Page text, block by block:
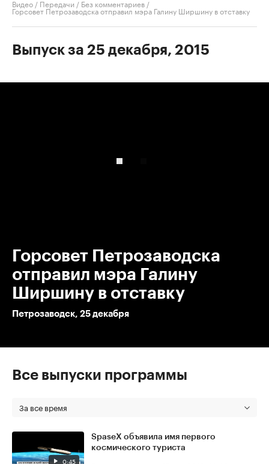
Видео / Передачи / Без комментариев /
Горсовет Петрозаводска отправил мэра Галину Ширшину в отставку
Выпуск за 25 декабря, 2015
Горсовет Петрозаводска
отправил мэра Галину
Ширшину в отставку
Петрозаводск, 25 декабря
Все выпуски программы
За все время
0:45
SpaseX объявила имя первого
космического туриста